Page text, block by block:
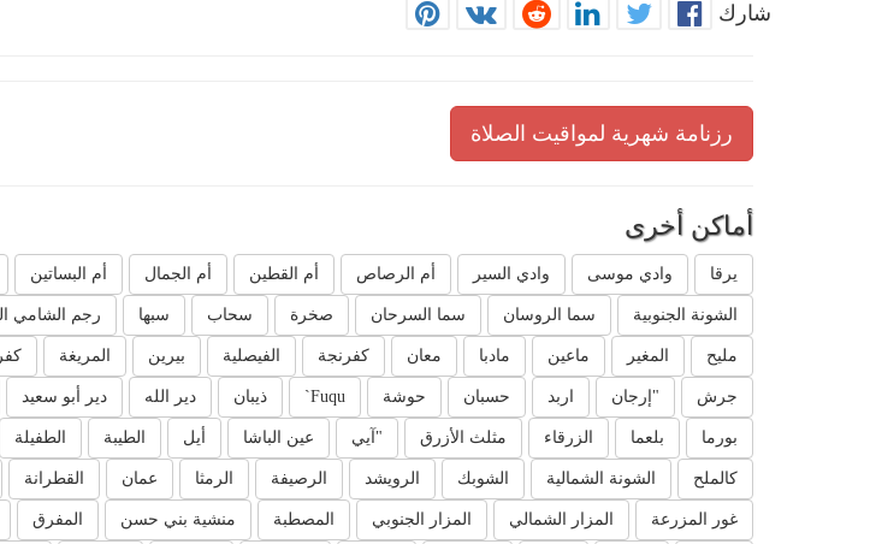
شارك
رزنامة شهرية لمواقيت الصلاة
أماكن أخرى
يرقا وادي موسى وادي السير أم الرصاص أم القطين أم الجمال أم البساتين
الشونة الجنوبية سما الروسان سما السرحان صخرة سحاب سبها رجم الشامي
مليح المغير ماعين مادبا معان كفرنجة الفيصلية بيرين المريغة
جرش "إرجان اربد حسبان حوشة Fuqu` ذيبان دير الله دير أبو سعيد
بورما بلعما الزرقاء مثلث الأزرق "آيي عين الباشا أيل الطيبة الطفيلة
كالملح الشونة الشمالية الشوبك الرويشد الرصيفة الرمثا عمان القطرانة
غور المزرعة المزار الشمالي المزار الجنوبي المصطبة منشية بني حسن المفرق